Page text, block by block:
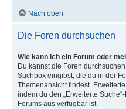
Nach oben
Die Foren durchsuchen
Wie kann ich ein Forum oder
Du kannst die Foren
Suchbox eingibst, die du in der
Themenansicht findest.
indem du den „Erweiterte
Forums aus verfügbar ist.